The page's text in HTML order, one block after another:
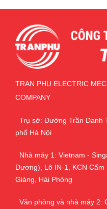
TRAN PHU ELECTRIC
COMPANY
Trụ sở: Đường Trần Danh
phố Hà Nội
Nhà máy 1: Vietnam -
Dương), Lô IN-1, KCN
Giàng, Hải Phòng
Văn phòng và nhà máy 2: